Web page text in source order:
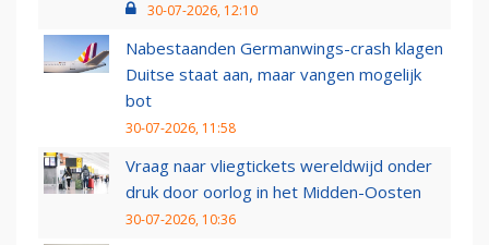
30-07-2026, 12:10
Nabestaanden Germanwings-crash klagen
Duitse staat aan, maar vangen mogelijk
bot
30-07-2026, 11:58
Vraag naar vliegtickets wereldwijd onder
druk door oorlog in het Midden-Oosten
30-07-2026, 10:36